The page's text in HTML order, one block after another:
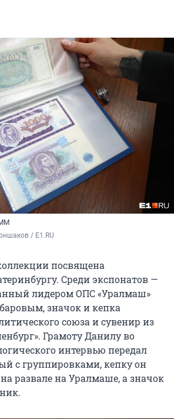
/ E1.RU
посвящена
Среди экспонатов —
лидером ОПС «Уралмаш»
значок и кепка
союза и сувенир из
Грамоту Данилу во
интервью передал
с группировками, кепку он
развале на Уралмаше, а значок